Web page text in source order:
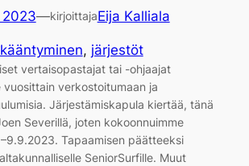
—kirjoittajaEija Kalliala
, järjestöt
vertaisopastajat tai -ohjaajat
vuosittain verkostoitumaan ja
Järjestämiskapula kiertää, tänä
Severillä, joten kokoonnuimme
Tapaamisen päätteeksi
SeniorSurfille. Muut